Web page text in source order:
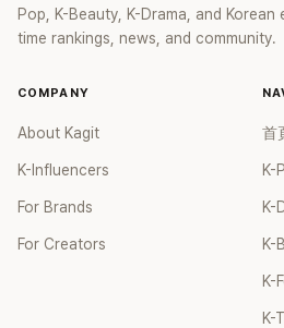
Pop, K-Beauty, K-Drama, and
time rankings, news, and community.
COMPANY
About Kagit
K-Influencers
For Brands
For Creators
首
K-
K-
K-
K-
K-